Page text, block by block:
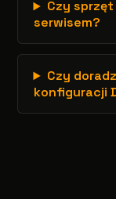
Czy
serwisem?
Czy
konfiguracji